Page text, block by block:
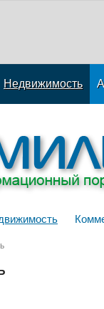
Недвижимость